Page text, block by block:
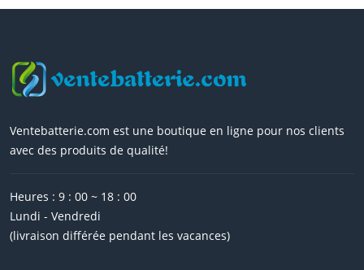
Ventebatterie.com est une boutique en ligne pour nos clients
avec des produits de qualité!
Heures : 9 : 00 ~ 18 : 00
Lundi - Vendredi
(livraison différée pendant les vacances)